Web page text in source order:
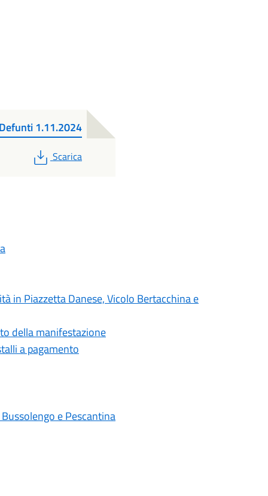
1.11.2024
PDF
Scarica
in Piazzetta Danese, Vicolo Bertacchina e
della manifestazione
a pagamento
e Pescantina